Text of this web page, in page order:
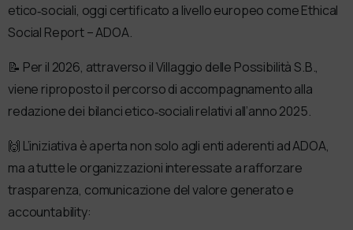
etico‑sociali, oggi certificato a livello europeo come Ethical
Social Report – ADOA.
📝 Per il 2026, attraverso il Villaggio delle Possibilità S.B.,
viene riproposto il percorso di accompagnamento alla
redazione dei bilanci etico‑sociali relativi all’anno 2025.
🙌 L’iniziativa è aperta non solo agli enti aderenti ad ADOA,
ma a tutte le organizzazioni interessate a rafforzare
trasparenza, comunicazione del valore generato e
accountability: